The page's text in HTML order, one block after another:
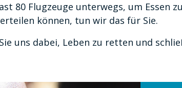
80 Flugzeuge unterwegs, um Essen
können, tun wir das für Sie.
uns dabei, Leben zu retten und